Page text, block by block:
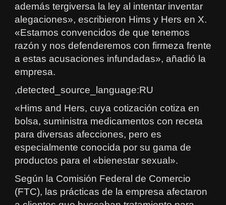
además tergiversa la ley al intentar inventar
alegaciones», escribieron Hims y Hers en X.
«Estamos convencidos de que tenemos
razón y nos defenderemos con firmeza frente
a estas acusaciones infundadas», añadió la
empresa.
,detected_source_language:RU
«Hims and Hers, cuya cotización cotiza en
bolsa, suministra medicamentos con receta
para diversas afecciones, pero es
especialmente conocida por su gama de
productos para el «bienestar sexual».
Según la Comisión Federal de Comercio
(FTC), las prácticas de la empresa afectaron